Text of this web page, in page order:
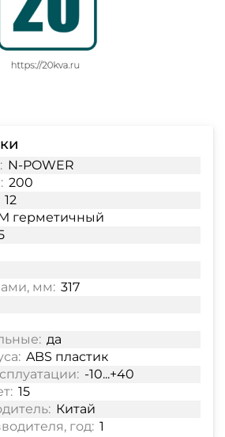
N-POWER
200
12
герметичный
мм: 317
да
ABS пластик
-10...+40
15
Китай
год: 1